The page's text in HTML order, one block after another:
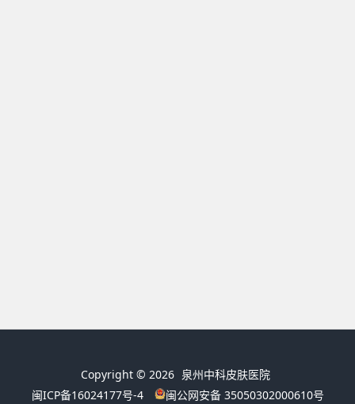
Copyright © 2026 泉州中科皮肤医院
闽ICP备16024177号-4
闽公网安备 35050302000610号